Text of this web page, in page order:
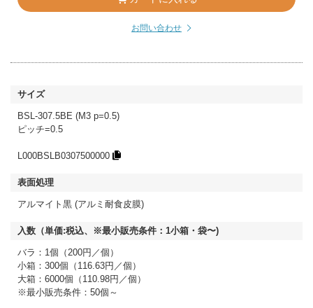
お問い合わせ
BSL-307.5BE (M3 p=0.5)
ピッチ=0.5
L000BSLB0307500000
アルマイト黒 (アルミ耐食皮膜)
バラ：1個（200円／個）
小箱：300個（116.63円／個）
大箱：6000個（110.98円／個）
※最小販売条件：50個～